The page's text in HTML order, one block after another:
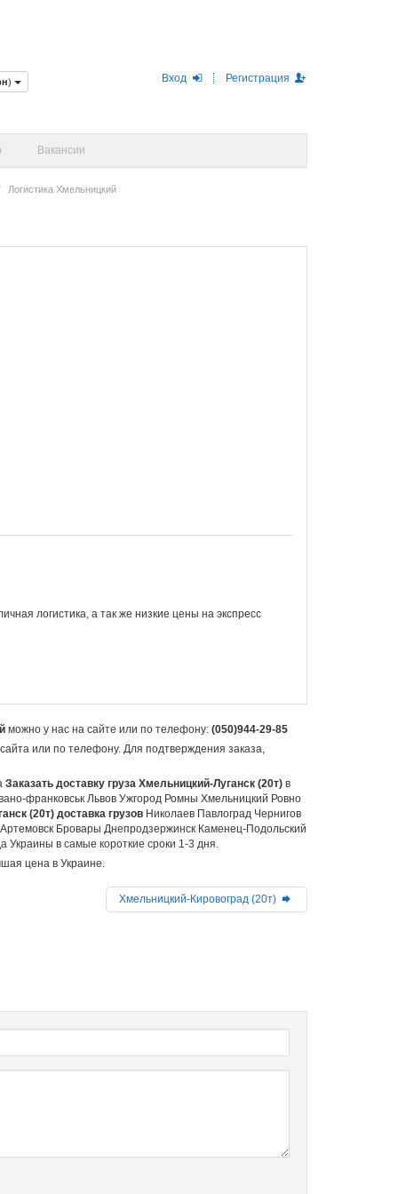
Вход Регистрация
)
Вакансии
Логистика Хмельницкий
логистика, а так же низкие цены на экспресс
можно у нас на сайте или по телефону: (050)944-29-85
или по телефону. Для подтверждения заказа,
Заказать доставку груза Хмельницкий-Луганск (20т)в
франковськ Львов Ужгород Ромны Хмельницкий Ровно
(20т) доставка грузовНиколаев Павлоград Чернигов
Бровары Днепродзержинск Каменец-Подольский
Украины в самые короткие сроки 1-3 дня.
цена в Украине.
Хмельницкий-Кировоград (20т)